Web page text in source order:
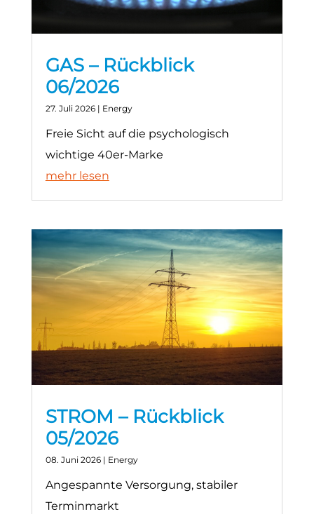
GAS – Rückblick
06/2026
27. Juli 2026| Energy
Freie Sicht auf die psychologisch
wichtige 40er-Marke
mehr lesen
STROM – Rückblick
05/2026
08. Juni 2026| Energy
Angespannte Versorgung, stabiler
Terminmarkt